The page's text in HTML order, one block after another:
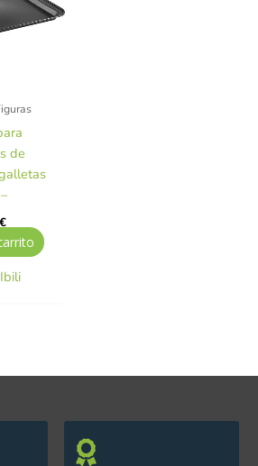
de
€
Ibili